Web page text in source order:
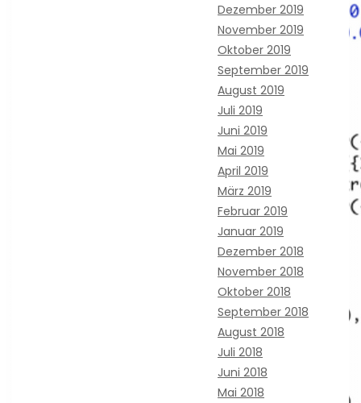
Dezember 2019
November 2019
Oktober 2019
September 2019
August 2019
Juli 2019
Juni 2019
Mai 2019
April 2019
März 2019
Februar 2019
Januar 2019
Dezember 2018
November 2018
Oktober 2018
September 2018
August 2018
Juli 2018
Juni 2018
Mai 2018